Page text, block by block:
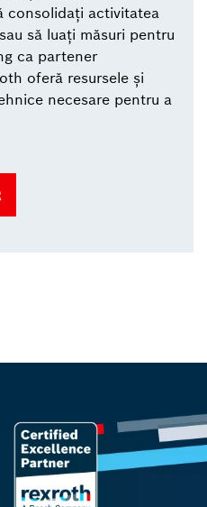
consolidați activitatea
să luați măsuri pentru
ca partener
oferă resursele și
necesare pentru a